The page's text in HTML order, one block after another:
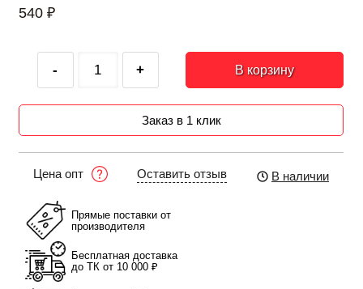
540 ₽
- + В корзину
Заказ в 1 клик
Цена опт Оставить отзыв В наличии
Прямые поставки от
производителя
Бесплатная доставка
до ТК от 10 000 ₽